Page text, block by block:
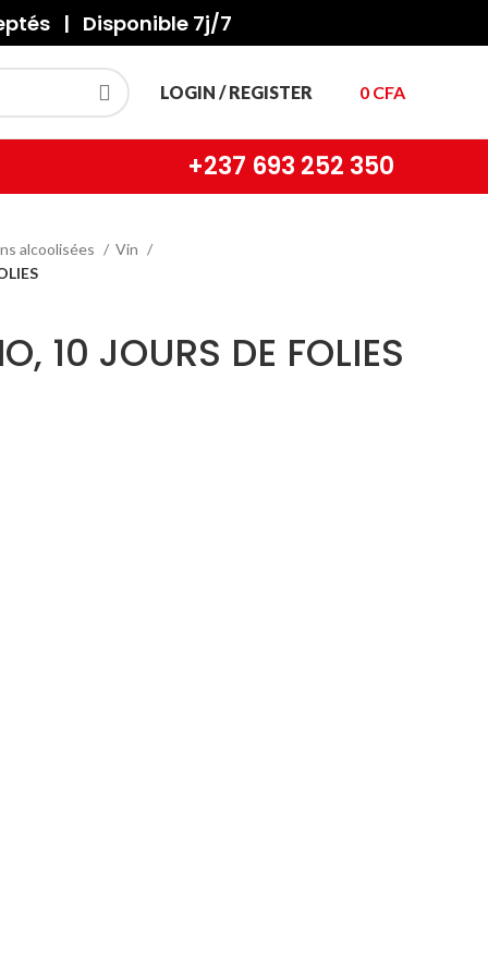
| Disponible 7j/7
LOGIN / REGISTER 0 CFA
+237 693 252 350
alcoolisées
Vin
10 JOURS DE FOLIES